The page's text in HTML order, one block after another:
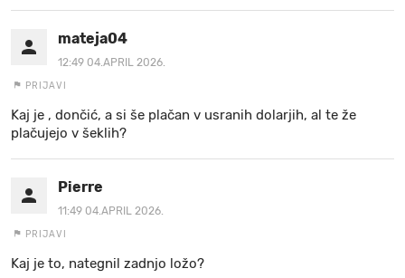
mateja04
12:49 04.APRIL 2026.
PRIJAVI
Kaj je , dončić, a si še plačan v usranih dolarjih, al te že
plačujejo v šeklih?
Pierre
11:49 04.APRIL 2026.
PRIJAVI
Kaj je to, nategnil zadnjo ložo?